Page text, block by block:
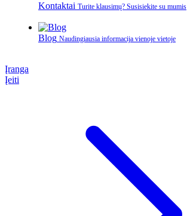
Kontaktai Turite klausimų? Susisiekite su mumis
Blog Naudingiausia informacija vienoje vietoje
Įranga
Įeiti